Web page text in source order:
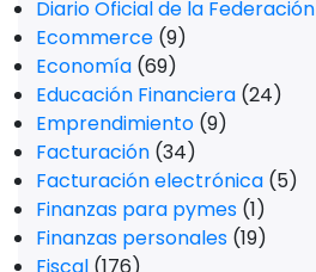
Diario Oficial de la Federación
Ecommerce (9)
Economía (69)
Educación Financiera (24)
Emprendimiento (9)
Facturación (34)
Facturación electrónica (5)
Finanzas para pymes (1)
Finanzas personales (19)